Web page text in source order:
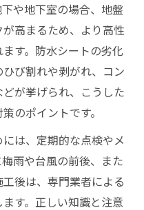
や地下室の場合、地盤
高まるため、より高性
す。防水シートの劣化
び割れや剥がれ、コン
が挙げられ、こうした
のポイントです。
は、定期的な点検やメ
雨や台風の前後、また
後は、専門業者による
す。正しい知識と注意